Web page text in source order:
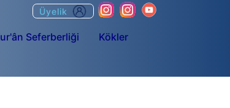
Seferberliği Kökler
Üyelik